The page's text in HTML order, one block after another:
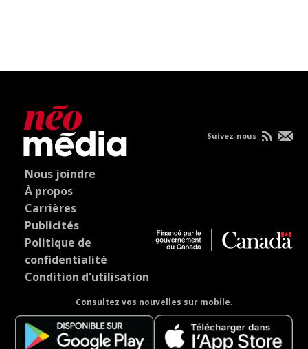
Nous joindre
À propos
Carrières
Publicités
Politique de
confidentialité
Condition d'utilisation
Consultez vos nouvelles sur mobile.
Suivez-nous